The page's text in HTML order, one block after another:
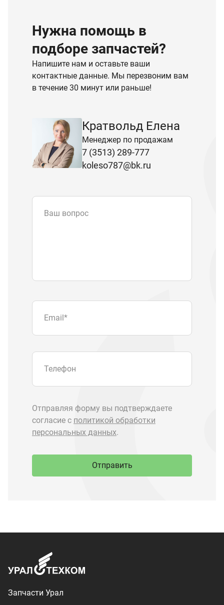
Нужна помощь в
подборе запчастей?
Напишите нам и оставьте ваши
контактные данные. Мы перезвоним вам
в течение 30 минут или раньше!
Кратвольд Елена
Менеджер по продажам
7 (3513) 289-777
koleso787@bk.ru
Ваш вопрос
Запчасти Урал
Запчасти Камаз
Спецпредложения
Доставка и оплата
utkm@mail.ru